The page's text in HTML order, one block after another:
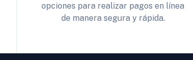
opciones para realizar pagos en línea
de manera segura y rápida.